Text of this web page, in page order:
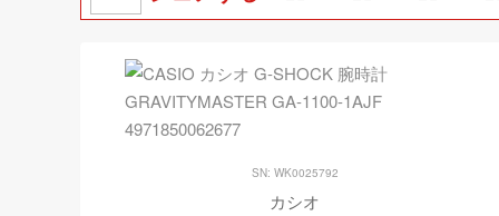
SN: WK0025792
カシオ